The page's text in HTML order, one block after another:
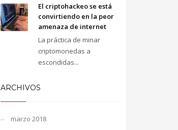
El criptohackeo se está
convirtiendo en la peor
amenaza de internet
La práctica de minar
criptomonedas a
escondidas...
ARCHIVOS
marzo 2018